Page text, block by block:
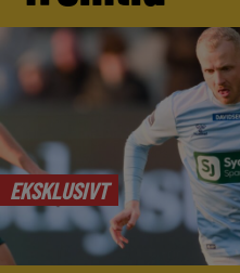
EKSKLUSIVT